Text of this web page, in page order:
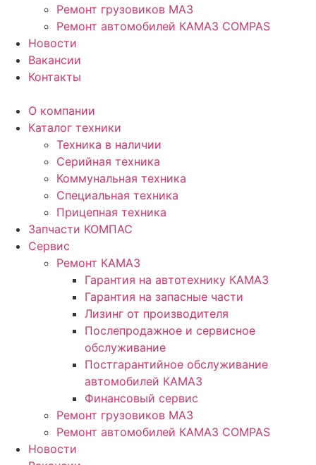
Ремонт грузовиков МАЗ
Ремонт автомобилей КАМАЗ COMPAS
Новости
Вакансии
Контакты
О компании
Каталог техники
Техника в наличии
Серийная техника
Коммунальная техника
Специальная техника
Прицепная техника
Запчасти КОМПАС
Сервис
Ремонт КАМАЗ
Гарантия на автотехнику КАМАЗ
Гарантия на запасные части
Лизинг от производителя
Послепродажное и сервисное
обслуживание
Постгарантийное обслуживание
автомобилей КАМАЗ
Финансовый сервис
Ремонт грузовиков МАЗ
Ремонт автомобилей КАМАЗ COMPAS
Новости